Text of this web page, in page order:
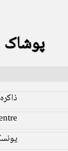
پوشاک